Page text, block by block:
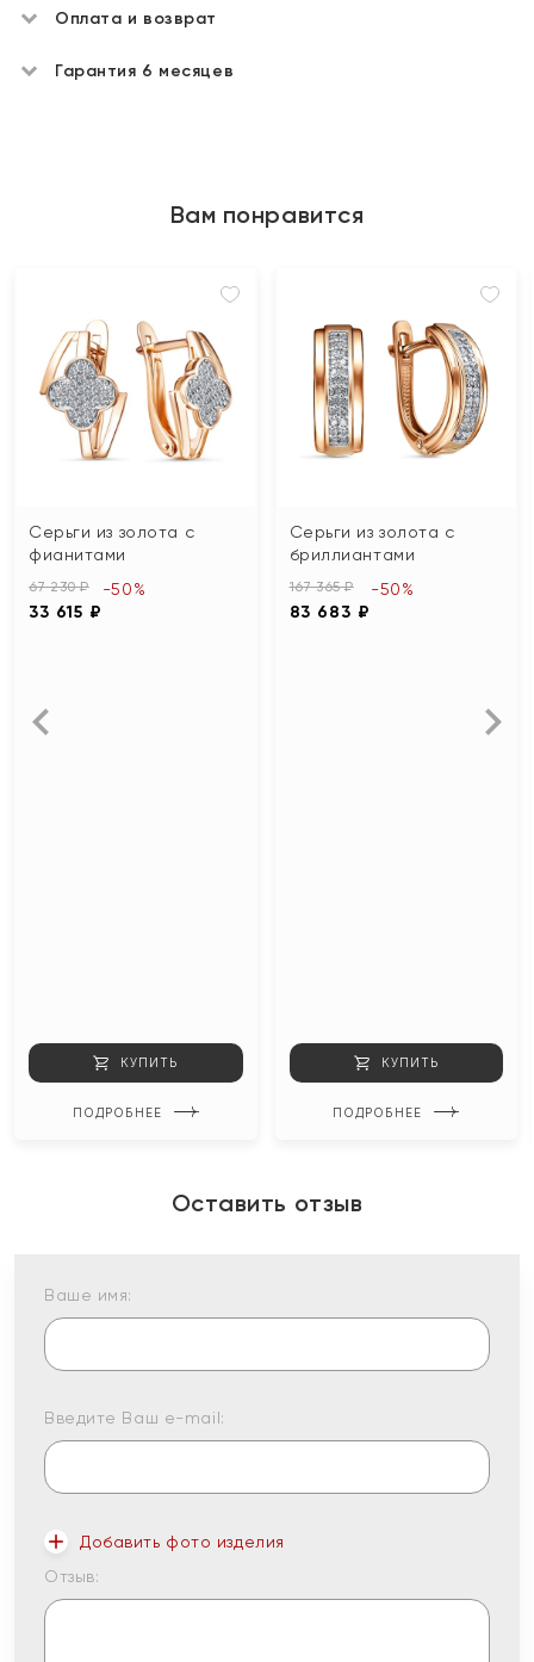
Оплата и возврат
Гарантия 6 месяцев
Вам понравится
Серьги из золота с
фианитами
67 230 ₽
33 615 ₽
-50%
КУПИТЬ
ПОДРОБНЕЕ
Серьги из золота с
бриллиантами
167 365 ₽
83 683 ₽
-50%
КУПИТЬ
ПОДРОБНЕЕ
Оставить отзыв
Ваше имя:
Введите Ваш e-mail:
Добавить фото изделия
Отзыв: